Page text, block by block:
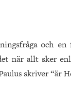
och
när allt sker
skriver “är